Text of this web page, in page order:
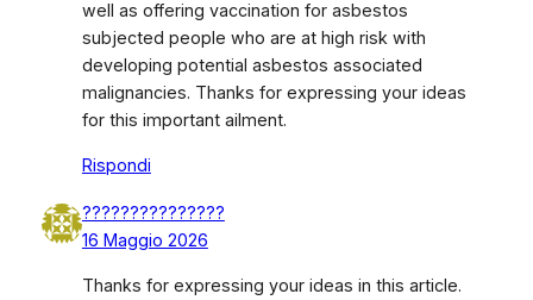
well as offering vaccination for asbestos
subjected people who are at high risk with
developing potential asbestos associated
malignancies. Thanks for expressing your ideas
for this important ailment.
Rispondi
???????????????
16 Maggio 2026
Thanks for expressing your ideas in this article.